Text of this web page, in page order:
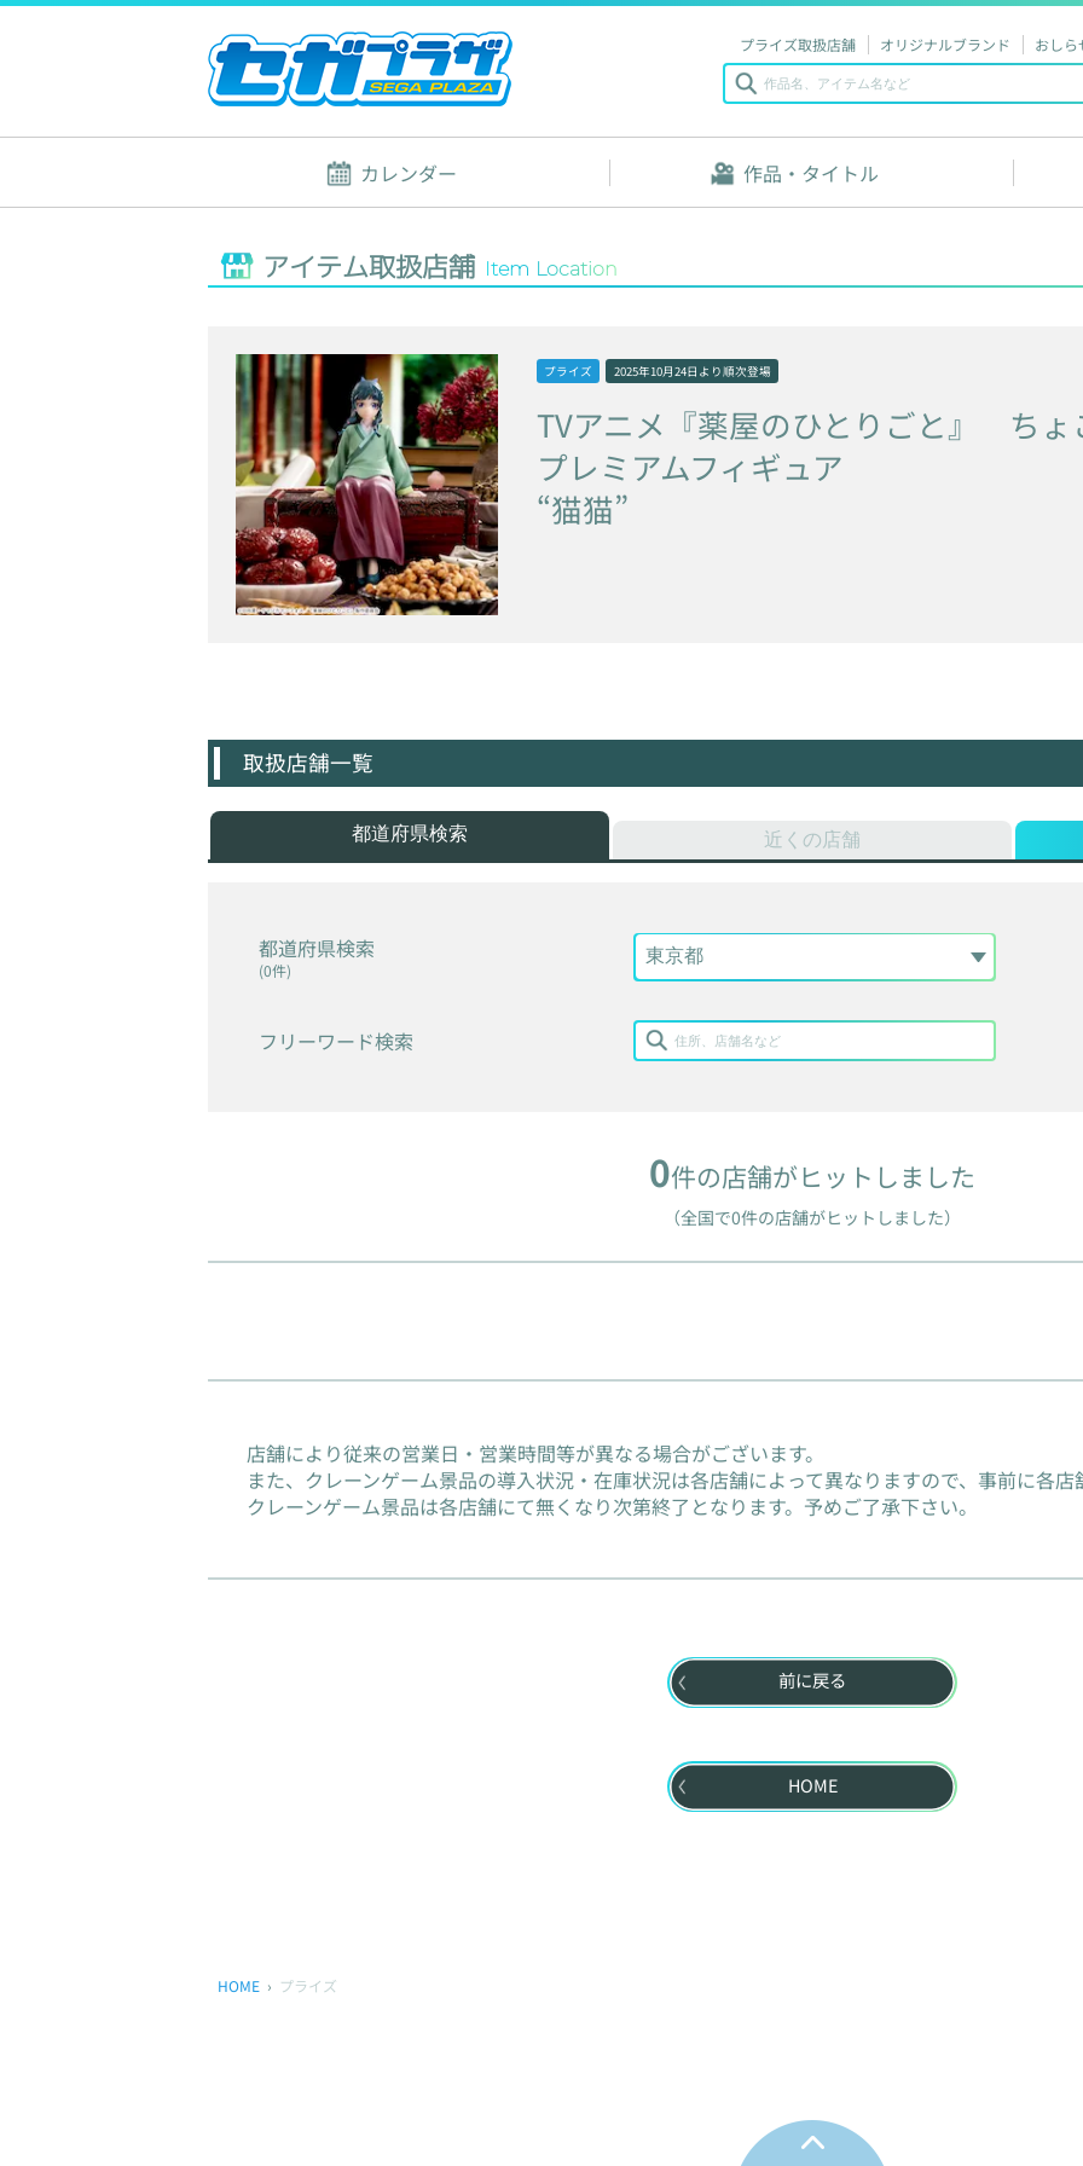
プライズ取扱店舗 オリジナルブランド おしら
カレンダー 作品・タイトル
アイテム取扱店舗 Item Location
プライズ 2025年10月24日 より順次登場
TVアニメ『薬屋のひとりごと』
ちょ
プレミアムフィギュア
“猫猫”
取扱店舗一覧
都道府県検索 近くの店舗
都道府県検索
(0件)
フリーワード検索
0件の店舗がヒットしました
（全国で0件の店舗がヒットしました）
店舗により従来の営業日・営業時間等が異なる場合がございます。
また、クレーンゲーム景品の導入状況・在庫状況は各店舗によって異なりますので、事前に各店
クレーンゲーム景品は各店舗にて無くなり次第終了となります。予めご了承下さい。
前に戻る
HOME
HOME プライズ